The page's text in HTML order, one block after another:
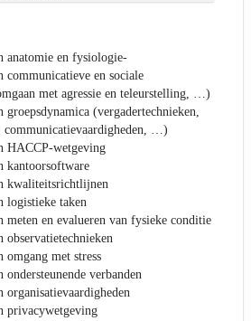
anatomie en fysiologie-
communicatieve en sociale
met agressie en teleurstelling, …)
groepsdynamica (vergadertechnieken,
communicatievaardigheden, …)
HACCP-wetgeving
kantoorsoftware
kwaliteitsrichtlijnen
logistieke taken
meten en evalueren van fysieke conditie
observatietechnieken
omgang met stress
ondersteunende verbanden
organisatievaardigheden
privacywetgeving